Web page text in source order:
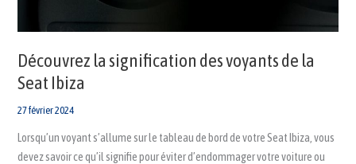
Découvrez la signification des voyants de la
Seat Ibiza
27 février 2024
Lorsqu’un voyant s’allume sur le tableau de bord de votre Seat Ibiza, vous
devez savoir ce qu’il signifie pour éviter d’endommager votre voiture ou